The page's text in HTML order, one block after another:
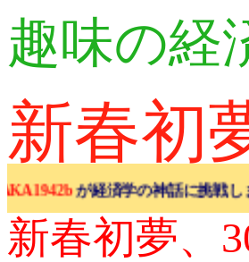
趣味の経
新春初
経済学の神話に挑戦しますIf
新春初夢、